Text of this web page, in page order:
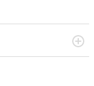
appassionato
il Motor. Dà il
alle due o alle